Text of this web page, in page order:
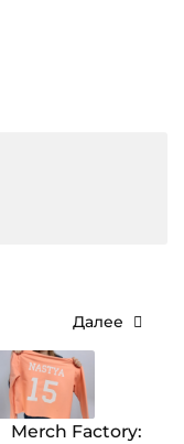
Далее
Merch Factory: